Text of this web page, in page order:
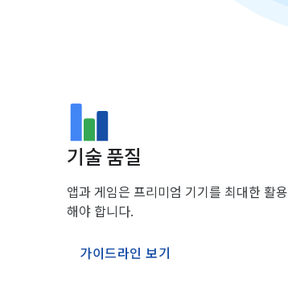
기술 품질
앱과 게임은 프리미엄 기기를 최대한 활용
해야 합니다.
가이드라인 보기